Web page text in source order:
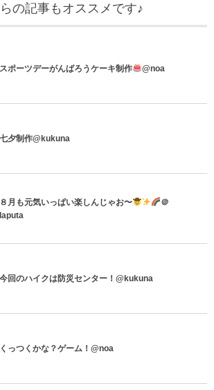
の記事もオススメです♪
スポーツデーがんばろうケーキ制作 @noa
七夕制作@kukuna
８月も元気いっぱい楽しんじゃお〜
＠
laputa
今回のハイクは防災センター！@kukuna
くっつくかな？ゲーム！@noa